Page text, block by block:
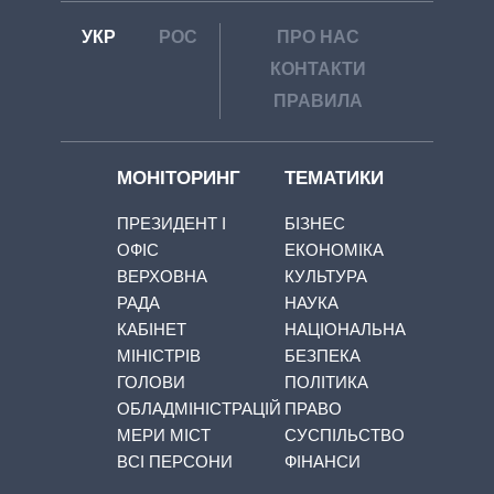
УКР РОС
ПРО НАС
КОНТАКТИ
ПРАВИЛА
МОНІТОРИНГ
ПРЕЗИДЕНТ І
ОФІС
ВЕРХОВНА
РАДА
КАБІНЕТ
МІНІСТРІВ
ГОЛОВИ
ОБЛАДМІНІСТРАЦІЙ
МЕРИ МІСТ
ВСІ ПЕРСОНИ
ТЕМАТИКИ
БІЗНЕС
ЕКОНОМІКА
КУЛЬТУРА
НАУКА
НАЦІОНАЛЬНА
БЕЗПЕКА
ПОЛІТИКА
ПРАВО
СУСПІЛЬСТВО
ФІНАНСИ